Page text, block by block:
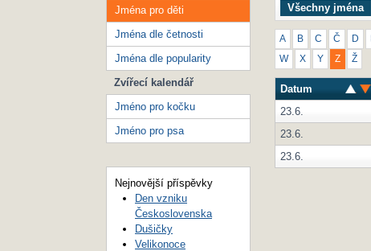
Všechny jména
A B C Č D
W X Y Z Ž
Datum
23.6.
23.6.
23.6.
Jména pro děti
Jména dle četnosti
Jména dle popularity
Zvířecí kalendář
Jméno pro kočku
Jméno pro psa
Nejnovější příspěvky
Den vzniku
Československa
Dušičky
Velikonoce